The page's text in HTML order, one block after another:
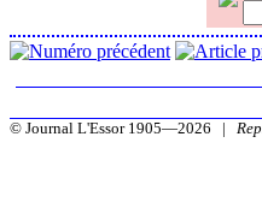
© Journal L'Essor 1905—2026 |